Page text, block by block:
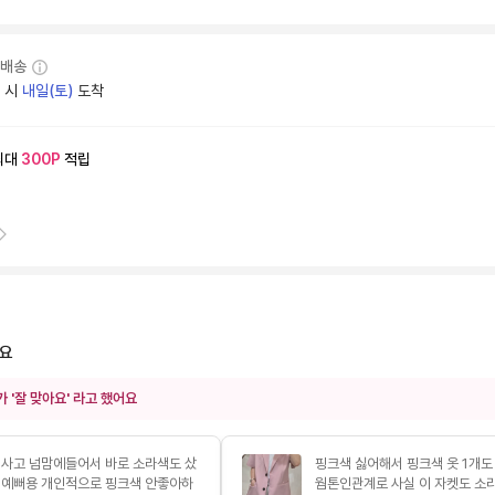
송
내일(토) 도착
300P 적립
'잘 맞아요' 라고 했어요
고 넘맘에들어서 바로 소라색도 샀
뻐용 개인적으로 핑크색 안좋아하
핑크색 싫어해서 핑크색 옷 1개
웜톤인관계로 사실 이 자켓도 소